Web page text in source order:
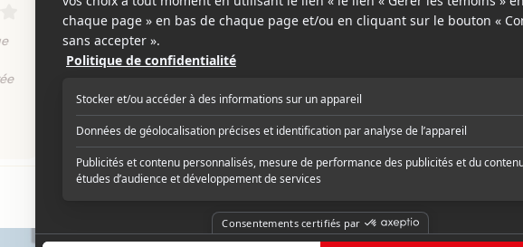
Agence QMI
« Même si La Haute société est loin de Jasmine
French ou de Minuit à Paris pour ne citer qu'eux,
et léger. Mais n'y cherchez rien d'autre. »
Lire la critique complète
Cinéfilic
« Café Society n'est
Allen… mais il s'agit
divertissant, dans la
the Moonlight. Nous
»
Lire la critique